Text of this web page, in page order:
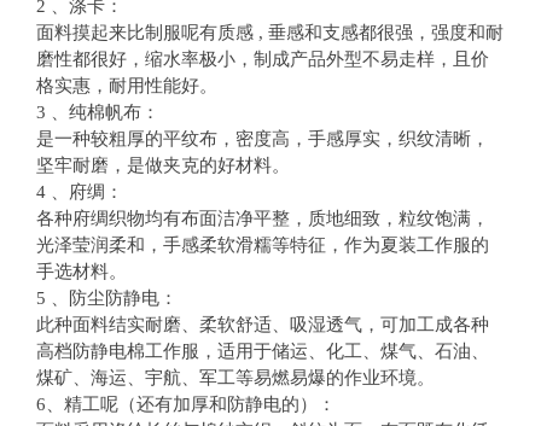
2 、涤卡：
面料摸起来比制服呢有质感 , 垂感和支感都很强，强度和耐
磨性都很好，缩水率极小，制成产品外型不易走样，且价
格实惠，耐用性能好。
3 、纯棉帆布：
是一种较粗厚的平纹布，密度高，手感厚实，织纹清晰，
坚牢耐磨，是做夹克的好材料。
4 、府绸：
各种府绸织物均有布面洁净平整，质地细致，粒纹饱满，
光泽莹润柔和，手感柔软滑糯等特征，作为夏装工作服的
手选材料。
5 、防尘防静电：
此种面料结实耐磨、柔软舒适、吸湿透气，可加工成各种
高档防静电棉工作服，适用于储运、化工、煤气、石油、
煤矿、海运、宇航、军工等易燃易爆的作业环境。
6、精工呢（还有加厚和防静电的）：